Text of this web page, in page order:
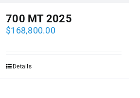
700 MT 2025
$168,800.00
Details